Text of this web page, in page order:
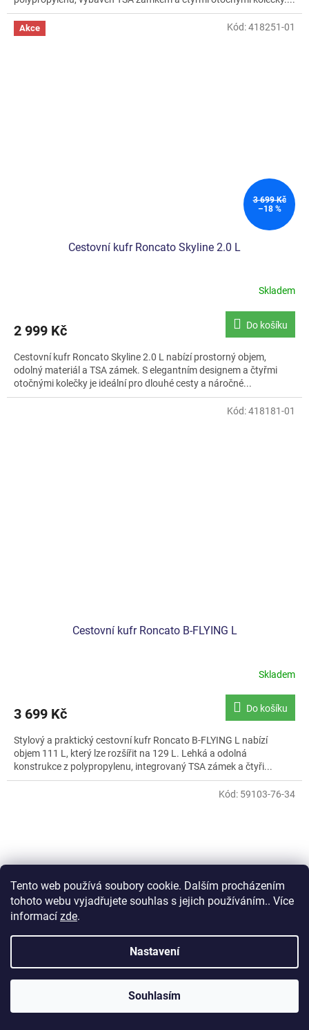
Tento web používá soubory cookie. Dalším procházením
tohoto webu vyjadřujete souhlas s jejich používáním.. Více
informací zde.
Nastavení
Souhlasím
Akce
3 699 Kč
–18 %
Cestovní kufr Roncato Skyline 2.0 L
Skladem
2 999 Kč Do košíku
Cestovní kufr Roncato Skyline 2.0 L nabízí prostorný objem,
odolný materiál a TSA zámek. S elegantním designem a čtyřmi
otočnými kolečky je ideální pro dlouhé cesty a náročné...
Kód:418251-01
Cestovní kufr Roncato B-FLYING L
Skladem
3 699 Kč Do košíku
Stylový a praktický cestovní kufr Roncato B-FLYING L nabízí
objem 111 L, který lze rozšířit na 129 L. Lehká a odolná
konstrukce z polypropylenu, integrovaný TSA zámek a čtyři...
Kód:418181-01
Cestovní kufr Snowball CORNERS 4W L
Kód: 59103-76-34